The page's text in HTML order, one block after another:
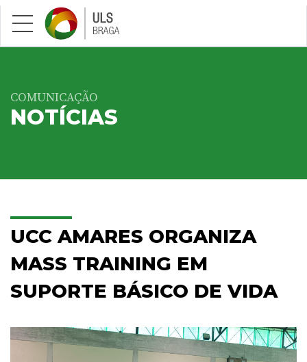
Saltar para conteúdo principal
COMUNICAÇÃO
NOTÍCIAS
UCC AMARES ORGANIZA
MASS TRAINING EM
SUPORTE BÁSICO DE VIDA